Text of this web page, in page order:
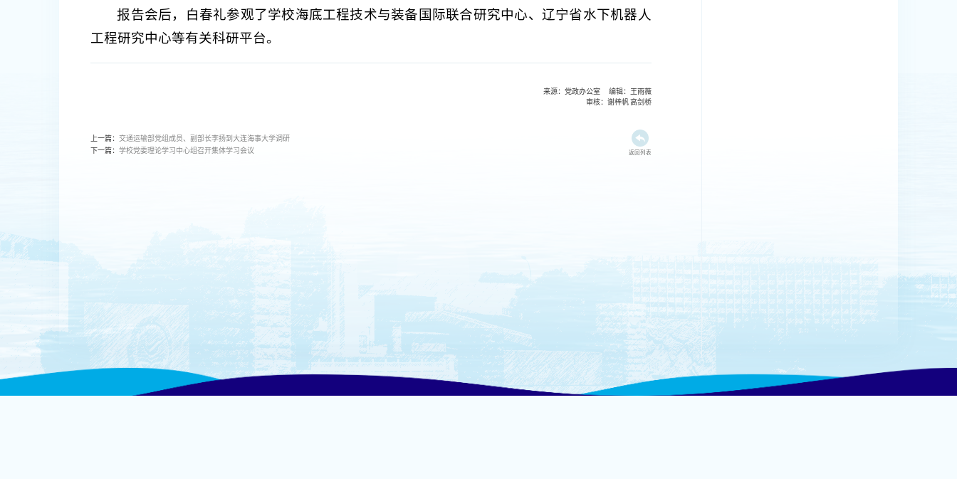
报告会后，白春礼参观了学校海底工程技术与装备国际联合研究中心、辽宁省水下机器人
工程研究中心等有关科研平台。
来源：党政办公室 编辑：王雨薇
审核：谢梓帆 高剑桥
上一篇：交通运输部党组成员、副部长李扬到大连海事大学调研
下一篇：学校党委理论学习中心组召开集体学习会议 返回列表